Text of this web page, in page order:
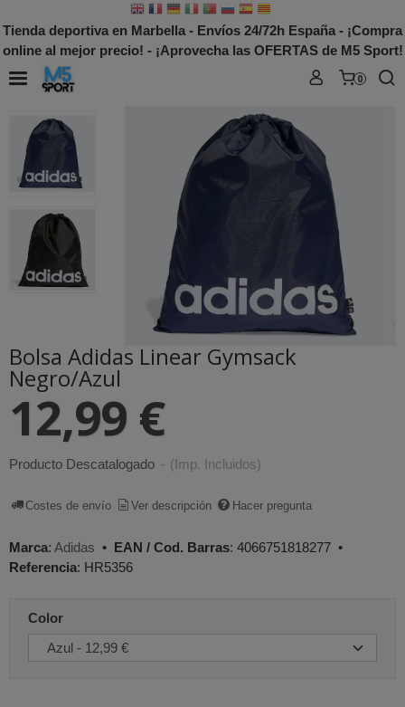
Tienda deportiva en Marbella - Envíos 24/72h España - ¡Compra
online al mejor precio! - ¡Aprovecha las OFERTAS de M5 Sport!
0
Bolsa Adidas Linear Gymsack
Negro/Azul
12,99 €
Producto Descatalogado - (Imp. Incluidos)
Costes de envío Ver descripción Hacer pregunta
Marca: Adidas • EAN / Cod. Barras: 4066751818277 •
Referencia: HR5356
Color